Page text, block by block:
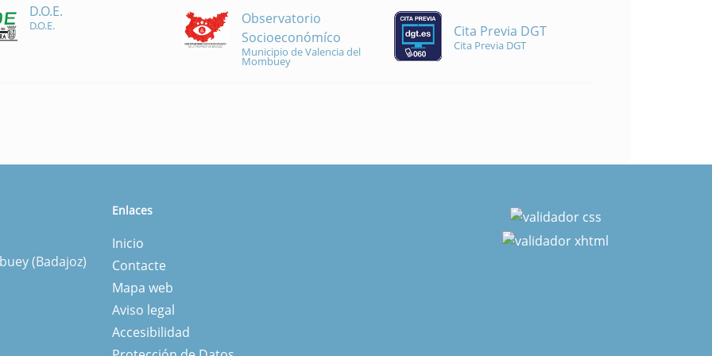
D.O.E.
D.O.E.
Observatorio
Socioeconómíco
Municipio de Valencia del
Mombuey
Cita Previa DGT
Cita Previa DGT
(Badajoz)
Enlaces
Inicio
Contacte
Mapa web
Aviso legal
Accesibilidad